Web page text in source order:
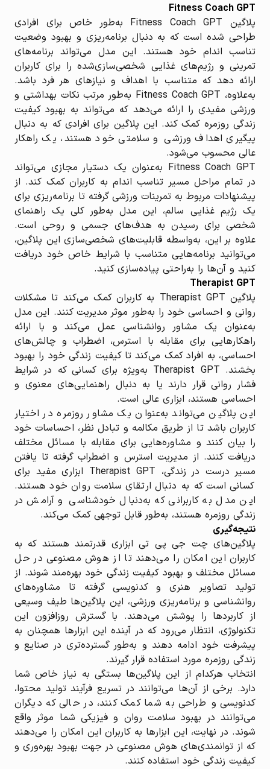
Fitness Coach GPT
پلاگین Fitness Coach GPT به‌طور خاص برای افرادی
طراحی شده است که به دنبال برنامه‌ریزی و بهبود وضعیت
تناسب اندام خود هستند. این مدل می‌تواند برنامه‌های
تمرینی و رژیم‌های غذایی شخصی‌سازی‌شده را برای کاربران
ارائه دهد که متناسب با اهداف و نیازهای هر فرد باشد.
به‌علاوه، Fitness Coach GPT به‌طور مرتب نکات بهداشتی و
ورزشی مفیدی را ارائه می‌دهد که می‌تواند به بهبود کیفیت
زندگی روزمره کمک کند. این پلاگین برای افرادی که به دنبال
پیگیری اهداف ورزشی و سلامتی خود هستند، یک راهکار
عالی محسوب می‌شود.
Fitness Coach GPT به‌عنوان یک دستیار مجازی می‌تواند
در تمام مراحل مسیر تناسب اندام به کاربران کمک کند. از
پیشنهادات مربوط به تمرینات ورزشی گرفته تا برنامه‌ریزی برای
یک رژیم غذایی سالم، این مدل به‌طور کلی یک راهنمای
شخصی برای رسیدن به هدف‌های جسمی و روحی است.
علاوه بر این، به‌واسطه قابلیت‌های شخصی‌سازی این پلاگین،
می‌توانید برنامه‌هایی متناسب با شرایط خاص خود دریافت
کنید و آن‌ها را به‌راحتی پیاده‌سازی کنید.
Therapist GPT
پلاگین Therapist GPT به کاربران کمک می‌کند تا مشکلات
روانی و احساسی خود را به‌طور موثر مدیریت کنند. این مدل
به‌عنوان یک مشاور روانشناسی عمل می‌کند و با ارائه
راهکارهایی برای مقابله با استرس، اضطراب و چالش‌های
احساسی، به افراد کمک می‌کند تا کیفیت زندگی خود را بهبود
بخشند. Therapist GPT به‌ویژه برای کسانی که در شرایط
فشار روانی قرار دارند یا به دنبال راهنمایی‌های معنوی و
احساسی هستند، ابزاری عالی است.
این پلاگین می‌تواند به‌عنوان یک مشاور روزمره در اختیار
کاربران باشد تا از طریق مکالمه و تبادل نظر، احساسات خود
را بیان کنند و مشاوره‌هایی برای مقابله با مسائل مختلف
دریافت کنند. از مدیریت استرس و اضطراب گرفته تا یافتن
مسیر درست در زندگی، Therapist GPT ابزاری مفید برای
کسانی است که به دنبال ارتقای سلامت روان خود هستند.
این مدل به کاربرانی که به‌دنبال خودشناسی و آرامش در
زندگی روزمره هستند، به‌طور قابل توجهی کمک می‌کند.
نتیجه‌گیری
پلاگین‌های چت جی پی تی ابزاری قدرتمند هستند که به
کاربران این امکان را می‌دهند تا از هوش مصنوعی در حل
مسائل مختلف و بهبود کیفیت زندگی خود بهره‌مند شوند. از
تولید تصاویر هنری و کدنویسی گرفته تا مشاوره‌های
روانشناسی و برنامه‌ریزی ورزشی، این پلاگین‌ها طیف وسیعی
از کاربردها را پوشش می‌دهند. با گسترش روزافزون این
تکنولوژی، انتظار می‌رود که در آینده این ابزارها همچنان به
پیشرفت خود ادامه دهند و به‌طور گسترده‌تری در صنایع و
زندگی روزمره مورد استفاده قرار گیرند.
انتخاب هرکدام از این پلاگین‌ها بستگی به نیاز خاص شما
دارد. برخی از آن‌ها می‌توانند در تسریع فرآیند تولید محتوا،
کدنویسی و طراحی به شما کمک کنند، در حالی که دیگران
می‌توانند در بهبود سلامت روان و فیزیکی شما موثر واقع
شوند. در نهایت، این ابزارها به کاربران این امکان را می‌دهند
که از توانمندی‌های هوش مصنوعی در جهت بهبود بهره‌وری و
کیفیت زندگی خود استفاده کنند.